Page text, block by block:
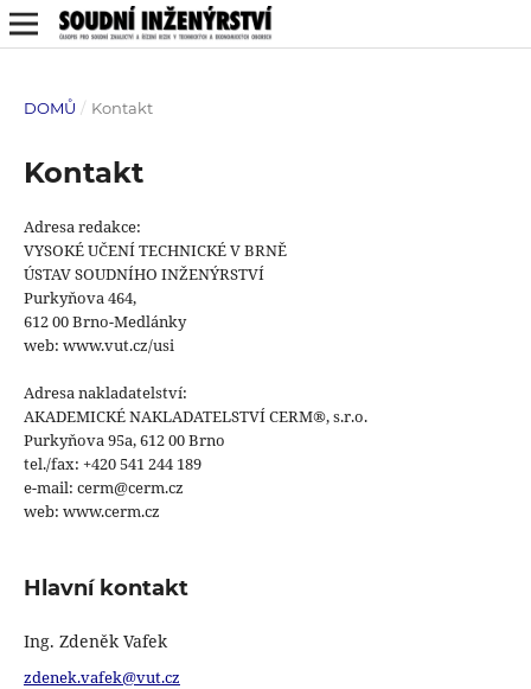
DOMŮ / Kontakt
Kontakt
Adresa redakce:
VYSOKÉ UČENÍ TECHNICKÉ V BRNĚ
ÚSTAV SOUDNÍHO INŽENÝRSTVÍ
Purkyňova 464,
612 00 Brno-Medlánky
web: www.vut.cz/usi
Adresa nakladatelství:
AKADEMICKÉ NAKLADATELSTVÍ CERM®, s.r.o.
Purkyňova 95a, 612 00 Brno
tel./fax: +420 541 244 189
e-mail: cerm@cerm.cz
web: www.cerm.cz
Hlavní kontakt
Ing. Zdeněk Vafek
zdenek.vafek@vut.cz